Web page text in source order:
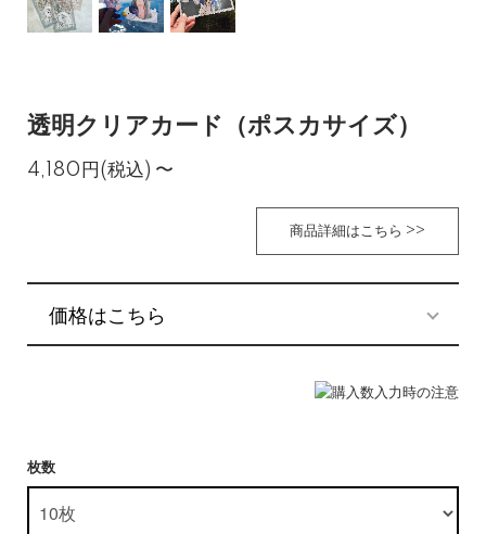
透明クリアカード（ポスカサイズ）
4,180円(税込) 〜
商品詳細はこちら >>
価格はこちら
枚数